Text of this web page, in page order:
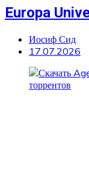
Europa
Иосиф Сид
17.07.2026